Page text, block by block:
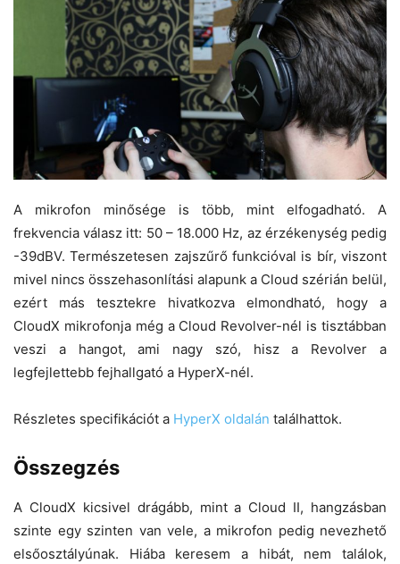
A mikrofon minősége is több, mint elfogadható. A
frekvencia válasz itt: 50 – 18.000 Hz, az érzékenység pedig
-39dBV. Természetesen zajszűrő funkcióval is bír, viszont
mivel nincs összehasonlítási alapunk a Cloud szérián belül,
ezért más tesztekre hivatkozva elmondható, hogy a
CloudX mikrofonja még a Cloud Revolver-nél is tisztábban
veszi a hangot, ami nagy szó, hisz a Revolver a
legfejlettebb fejhallgató a HyperX-nél.
Részletes specifikációt a HyperX oldalán találhattok.
Összegzés
A CloudX kicsivel drágább, mint a Cloud II, hangzásban
szinte egy szinten van vele, a mikrofon pedig nevezhető
elsőosztályúnak. Hiába keresem a hibát, nem találok,